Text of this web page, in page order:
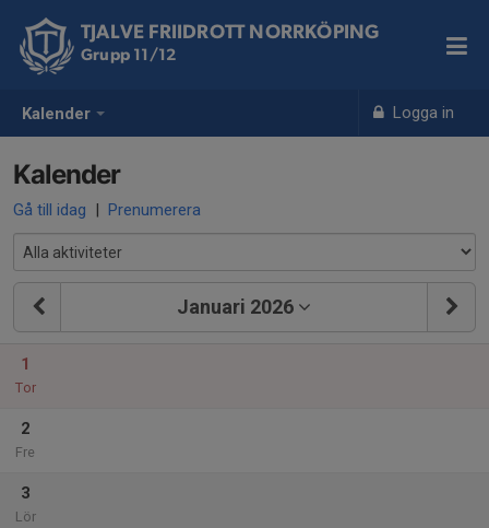
Kalender Logga in
TJALVE FRIIDROTT NORRKÖPING
Grupp 11/12
Kalender
Gå till idag | Prenumerera
Januari 2026
1
Tor
2
Fre
3
Lör